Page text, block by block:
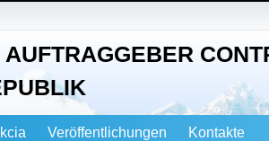
Veröffentlichungen Kontakte